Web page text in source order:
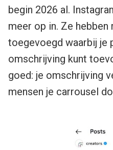
begin 2026 al.
meer op in. Ze hebben
toegevoegd waarbij je
omschrijving kunt
goed: je omschrijving
mensen je carrousel